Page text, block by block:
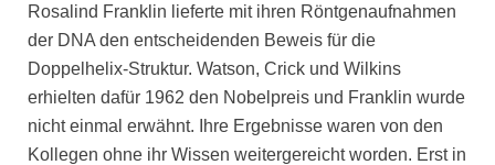
Rosalind Franklin lieferte mit ihren Röntgenaufnahmen
der DNA den entscheidenden Beweis für die
Doppelhelix-Struktur. Watson, Crick und Wilkins
erhielten dafür 1962 den Nobelpreis und Franklin wurde
nicht einmal erwähnt. Ihre Ergebnisse waren von den
Kollegen ohne ihr Wissen weitergereicht worden. Erst in